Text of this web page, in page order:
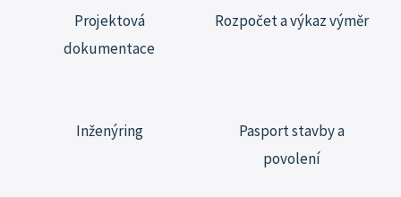
Projektová
dokumentace
Rozpočet a výkaz výměr
Inženýring
Pasport stavby a
povolení